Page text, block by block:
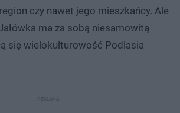
czy nawet jego mieszkańcy. Ale
ma za sobą niesamowitą
się wielokulturowość Podlasia